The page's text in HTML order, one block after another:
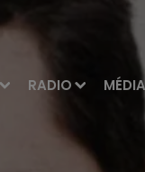
RADIO